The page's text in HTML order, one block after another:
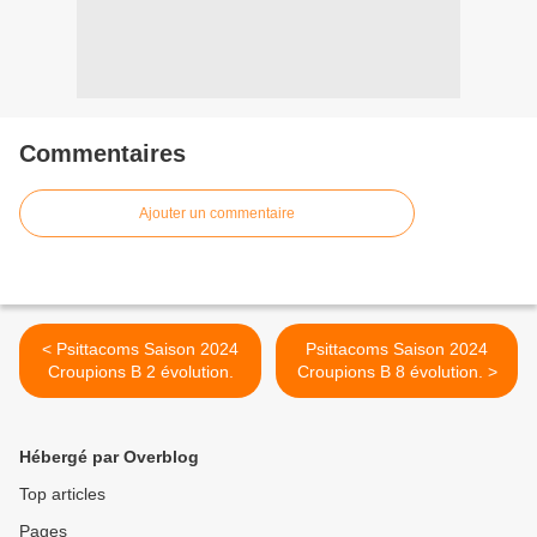
Commentaires
Ajouter un commentaire
< Psittacoms Saison 2024
Croupions B 2 évolution.
Psittacoms Saison 2024
Croupions B 8 évolution. >
Hébergé par Overblog
Top articles
Pages